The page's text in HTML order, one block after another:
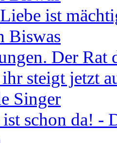
ist
Biswas
Der
steigt jetzt
Singer
schon da! -